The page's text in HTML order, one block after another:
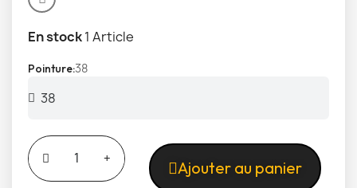
En stock1 Article
Pointure 38
Ajouter au panier